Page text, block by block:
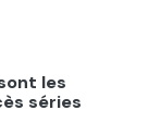
les
séries